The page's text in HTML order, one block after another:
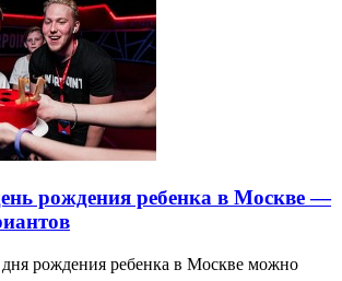
рождения ребенка в Москве —
рождения ребенка в Москве можно